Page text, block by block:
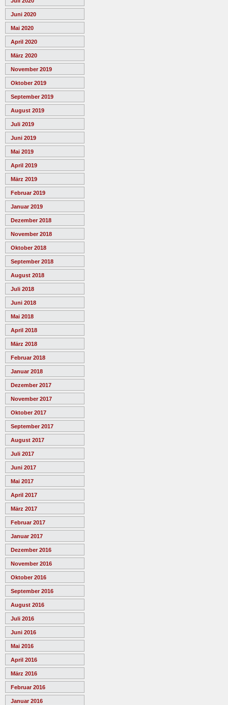
Juni 2020
Mai 2020
April 2020
März 2020
November 2019
Oktober 2019
September 2019
August 2019
Juli 2019
Juni 2019
Mai 2019
April 2019
März 2019
Februar 2019
Januar 2019
Dezember 2018
November 2018
Oktober 2018
September 2018
August 2018
Juli 2018
Juni 2018
Mai 2018
April 2018
März 2018
Februar 2018
Januar 2018
Dezember 2017
November 2017
Oktober 2017
September 2017
August 2017
Juli 2017
Juni 2017
Mai 2017
April 2017
März 2017
Februar 2017
Januar 2017
Dezember 2016
November 2016
Oktober 2016
September 2016
August 2016
Juli 2016
Juni 2016
Mai 2016
April 2016
März 2016
Februar 2016
Januar 2016